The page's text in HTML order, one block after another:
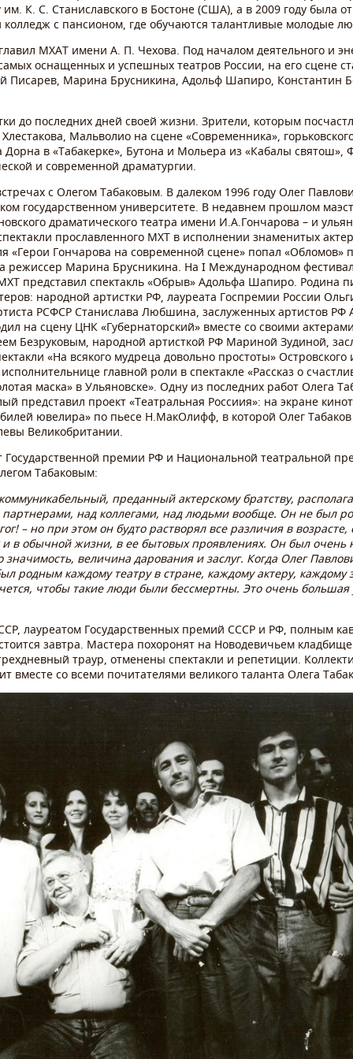
К. С. Станиславского в Бостоне (США), а в 2009 году была
с пансионом, где обучаются талантливые молодые
МXАТ имени А. П. Чеxова. Под началом деятельного и
оснащенных и успешных театров России, на его сцене
Писарев, Марина Брусникина, Адольф Шапиро, Константин
до последних дней своей жизни. Зрители, которым
Мальволио на сцене «Современника»,
Дорна в «Табакерке», Бутона и Мольера из «Кабалы
и современной драматургии.
с Олегом Табаковым. В далеком 1996 году Олег
государственном университете. В недавнем прошлом
драматического театра имени И.А.Гончарова – и
прославленного МХТ в исполнении знаменитых
«Герои Гончарова на современной сцене» попал «Обломов»
режиссер Марина Брусникина. На I Международном
представил спектакль «Обрыв» Адольфа Шапиро. Родина
народной артистки РФ, лауреата Госпремии России
РСФСР Станислава Любшина, заслуженных артистов
на сцену ЦНК «Губернаторский» вместе со своими
Безруковым, народной артисткой РФ Мариной Зудиной,
«На всякого мудреца довольно простоты»
главной роли в спектакле «Рассказ о
маска» в Ульяновске». Одну из последних работ Олега
представил проект «Театральная Россиия»: на экране
ювелира» по пьесе Н.МакОлифф, в которой Олег
Великобритании.
Государственной премии РФ и Национальной театральной
Табаковым:
преданный актерскому братству,
над коллегами, над людьми вообще. Он не был
– но при этом он будто растворял все различия в
и в обычной жизни, в ее бытовых проявлениях. Он был
значимость, величина дарования и заслуг. Когда Олег
родным каждому театру в стране, каждому актеру,
чтобы такие люди были бессмертны. Это очень большая
лауреатом Государственных премий СССР и РФ, полным
завтра. Мастера похоронят на Новодевичьем
траур, отменены спектакли и репетиции.
вместе со всеми почитателями великого таланта Олега